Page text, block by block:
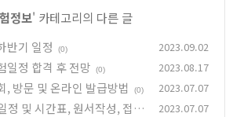
정보' 카테고리의 다른 글
반기 일정 (0) 2023.09.02
일정 합격 후 전망 (0) 2023.08.17
, 방문 및 온라인 발급방법 (0) 2023.07.07
정 및 시간표, 원서작성, 접수
2023.07.07